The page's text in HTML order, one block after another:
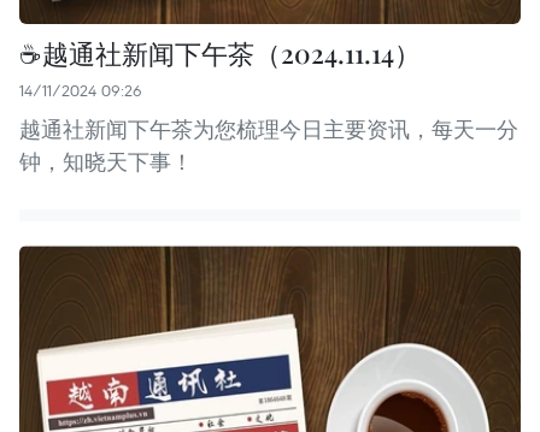
☕️越通社新闻下午茶（2024.11.14）
14/11/2024 09:26
越通社新闻下午茶为您梳理今日主要资讯，每天一分
钟，知晓天下事！